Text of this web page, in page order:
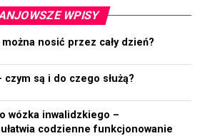
we Wrocławiu w przypadku
sportowych:Krioterapia może
powrocie do formy po
Niskie temperatury redukują
co może przyspieszyć
WPISY
można nosić przez cały dzień?
są i do czego służą?
wózka inwalidzkiego –
codzienne funkcjonowanie